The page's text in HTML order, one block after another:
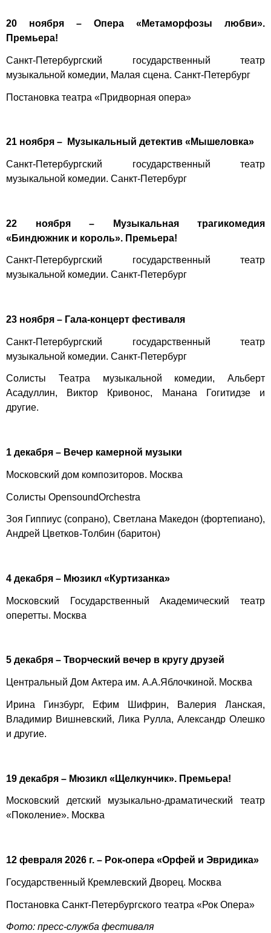
20 ноября – Опера «Метаморфозы любви».
Премьера!
Санкт-Петербургский государственный театр
музыкальной комедии, Малая сцена. Санкт-Петербург
Постановка театра «Придворная опера»
21 ноября – Музыкальный детектив «Мышеловка»
Санкт-Петербургский государственный театр
музыкальной комедии. Санкт-Петербург
22 ноября – Музыкальная трагикомедия
«Биндюжник и король». Премьера!
Санкт-Петербургcкий государственный театр
музыкальной комедии. Санкт-Петербург
23 ноября – Гала-концерт фестиваля
Санкт-Петербургский государственный театр
музыкальной комедии. Санкт-Петербург
Солисты Театра музыкальной комедии, Альберт
Асадуллин, Виктор Кривонос, Манана Гогитидзе и
другие.
1 декабря – Вечер камерной музыки
Московский дом композиторов. Москва
Солисты OpensoundOrchestra
Зоя Гиппиус (сопрано), Светлана Македон (фортепиано),
Андрей Цветков-Толбин (баритон)
4 декабря – Мюзикл «Куртизанка»
Московский Государственный Академический театр
оперетты. Москва
5 декабря – Творческий вечер в кругу друзей
Центральный Дом Актера им. А.А.Яблочкиной. Москва
Ирина Гинзбург, Ефим Шифрин, Валерия Ланская,
Владимир Вишневский, Лика Рулла, Александр Олешко
и другие.
19 декабря – Мюзикл «Щелкунчик». Премьера!
Московский детский музыкально-драматический театр
«Поколение». Москва
12 февраля 2026 г. – Рок-опера «Орфей и Эвридика»
Государственный Кремлевский Дворец. Москва
Постановка Санкт-Петербургского театра «Рок Опера»
Фото: пресс-служба фестиваля